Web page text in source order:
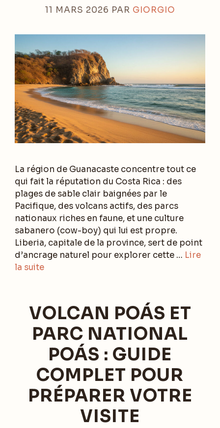
11 MARS 2026 PAR GIORGIO
La région de Guanacaste concentre tout ce
qui fait la réputation du Costa Rica : des
plages de sable clair baignées par le
Pacifique, des volcans actifs, des parcs
nationaux riches en faune, et une culture
sabanero (cow-boy) qui lui est propre.
Liberia, capitale de la province, sert de point
d’ancrage naturel pour explorer cette … Lire
la suite
VOLCAN POÁS ET
PARC NATIONAL
POÁS : GUIDE
COMPLET POUR
PRÉPARER VOTRE
VISITE